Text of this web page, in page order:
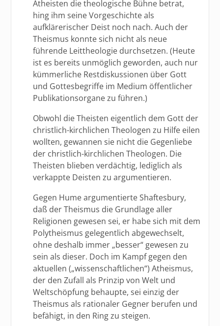
Atheisten die theologische Bühne betrat,
hing ihm seine Vorgeschichte als
aufklärerischer Deist noch nach. Auch der
Theismus konnte sich nicht als neue
führende Leittheologie durchsetzen. (Heute
ist es bereits unmöglich geworden, auch nur
kümmerliche Restdiskussionen über Gott
und Gottesbegriffe im Medium öffentlicher
Publikationsorgane zu führen.)
Obwohl die Theisten eigentlich dem Gott der
christlich-kirchlichen Theologen zu Hilfe eilen
wollten, gewannen sie nicht die Gegenliebe
der christlich-kirchlichen Theologen. Die
Theisten blieben verdächtig, lediglich als
verkappte Deisten zu argumentieren.
Gegen Hume argumentierte Shaftesbury,
daß der Theismus die Grundlage aller
Religionen gewesen sei, er habe sich mit dem
Polytheismus gelegentlich abgewechselt,
ohne deshalb immer „besser“ gewesen zu
sein als dieser. Doch im Kampf gegen den
aktuellen („wissenschaftlichen“) Atheismus,
der den Zufall als Prinzip von Welt und
Weltschöpfung behaupte, sei einzig der
Theismus als rationaler Gegner berufen und
befähigt, in den Ring zu steigen.